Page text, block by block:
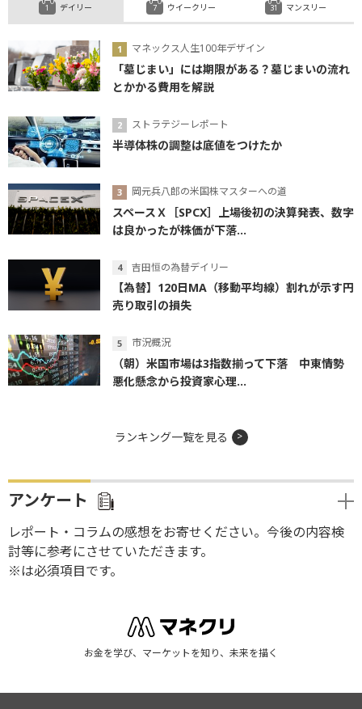
デイリー
マネックス人生100年デザイン
「墓じまい」には期限がある？墓じまいの流れ
とかかる費用を解説
ストラテジーレポート
半導体株の調整は底値をつけたか
岡元兵八郎の米国株マスターへの道
スペースＸ［SPCX］上場後初の決算発表、数字
は良かったが株価が下落...
吉田恒の為替デイリー
【為替】120日MA（移動平均線）割れが示す円
売り取引の損失
市況概況
（朝）米国市場は3指数揃って下落 中東情勢
悪化懸念から投資家心理...
ウイークリー マンスリー
ランキング一覧を見る
アンケート
レポート・コラムの感想をお寄せください。今後の内容検
討等に参考にさせていただきます。
※は必須項目です。
お金を学び、マーケットを知り、未来を描く